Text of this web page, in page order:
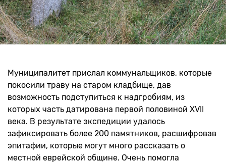
Муниципалитет прислал коммунальщиков, которые
покосили траву на старом кладбище, дав
возможность подступиться к надгробиям, из
которых часть датирована первой половиной XVII
века. В результате экспедиции удалось
зафиксировать более 200 памятников, расшифровав
эпитафии, которые могут много рассказать о
местной еврейской общине. Очень помогла